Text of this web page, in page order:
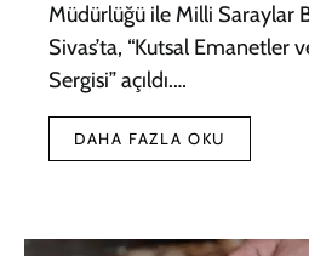
Müdürlüğü ile Milli Saraylar
Sivas’ta, “Kutsal Emanetler
Sergisi” açıldı.…
DAHA FAZLA OKU